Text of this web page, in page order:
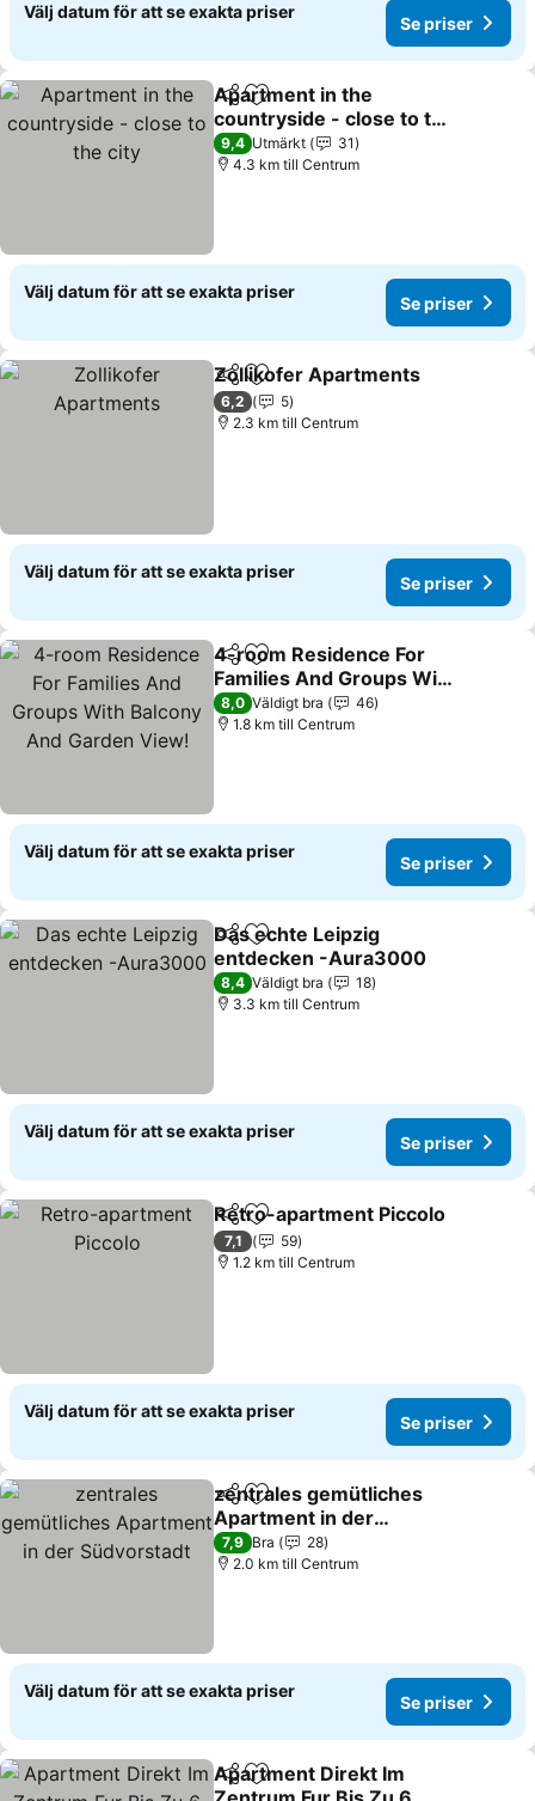
Välj datum för att se exakta priser
Se priser
Dela Lägg till i Mina Favoriter
Apartment in the
countryside - close to the
city
9,4 Utmärkt
31
4.3 km till Centrum
Välj datum för att se exakta priser
Se priser
Dela Lägg till i Mina Favoriter
Zollikofer Apartments
6,2
5
2.3 km till Centrum
Välj datum för att se exakta priser
Se priser
Dela Lägg till i Mina Favoriter
4-room Residence For
Families And Groups With
Balcony And Garden
View!
8,0 Väldigt bra
46
1.8 km till Centrum
Välj datum för att se exakta priser
Se priser
Dela Lägg till i Mina Favoriter
Das echte Leipzig
entdecken -Aura3000
8,4 Väldigt bra
18
3.3 km till Centrum
Välj datum för att se exakta priser
Se priser
Dela Lägg till i Mina Favoriter
Retro-apartment Piccolo
7,1
59
1.2 km till Centrum
Välj datum för att se exakta priser
Se priser
Dela Lägg till i Mina Favoriter
zentrales gemütliches
Apartment in der
Südvorstadt
7,9 Bra
28
2.0 km till Centrum
Välj datum för att se exakta priser
Se priser
Dela Lägg till i Mina Favoriter
Apartment Direkt Im